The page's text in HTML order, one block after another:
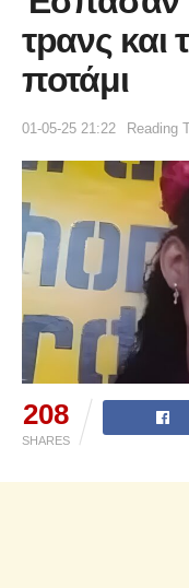
τpανς και
ποτάμι
01-05-25 21:22 Reading
208
SHARES